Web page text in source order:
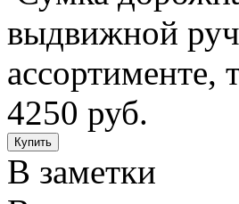
выдвижной
4250 руб.
В заметки